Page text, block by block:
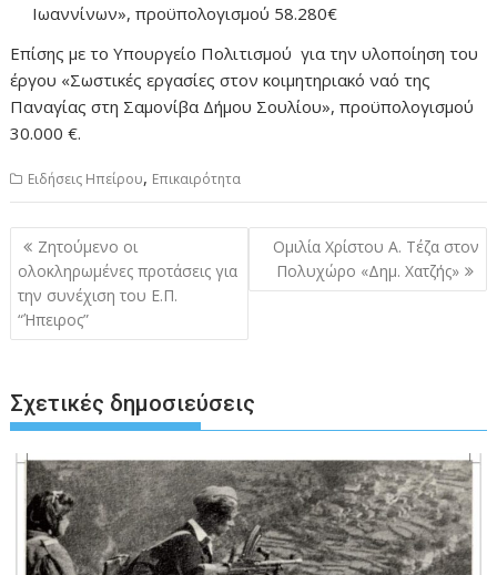
Ιωαννίνων», προϋπολογισμού 58.280€
Επίσης με το Υπουργείο Πολιτισμού για την υλοποίηση του
έργου «Σωστικές εργασίες στον κοιμητηριακό ναό της
Παναγίας στη Σαμονίβα Δήμου Σουλίου», προϋπολογισμού
30.000 €.
Ειδήσεις Ηπείρου, Επικαιρότητα
Πλοήγηση
άρθρων
Ζητούμενο οι
ολοκληρωμένες προτάσεις για
την συνέχιση του Ε.Π.
“Ήπειρος”
Ομιλία Χρίστου Α. Τέζα στον
Πολυχώρο «Δημ. Χατζής»
Σχετικές δημοσιεύσεις